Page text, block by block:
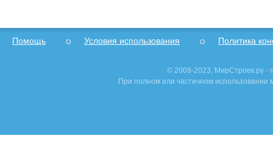
Помощь Условия использования Политика
© 2009-2023, МирСтроек.ру -
При полном или частичном использовании